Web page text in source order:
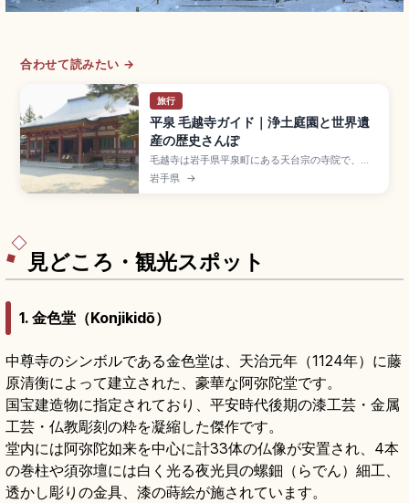
合わせて読みたい →
旅行
平泉 毛越寺ガイド｜浄土庭園と世界遺
産の歴史さんぽ
毛越寺は岩手県平泉町にある天台宗の寺院で、世
界遺産「平泉」の構成資産。嘉祥3年(850年)に慈
覚大師円仁が開山し、奥州藤原氏が大伽藍を整備
岩手県 →
見どころ・観光スポット
1. 金色堂（Konjikidō）
中尊寺のシンボルである金色堂は、天治元年（1124年）に藤
原清衡によって建立された、豪華な阿弥陀堂です。
国宝建造物に指定されており、平安時代後期の漆工芸・金属
工芸・仏教彫刻の粋を凝縮した傑作です。
堂内には阿弥陀如来を中心に計33体の仏像が安置され、4本
の巻柱や須弥壇には白く光る夜光貝の螺鈿（らでん）細工、
透かし彫りの金具、漆の蒔絵が施されています。